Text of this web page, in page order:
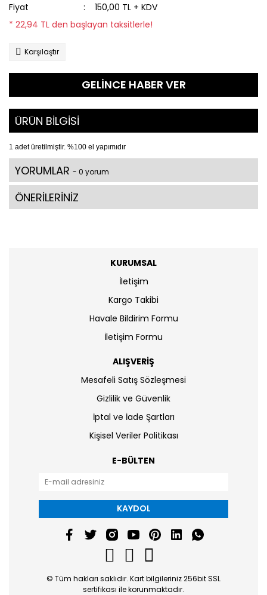
Fiyat
150,00 TL + KDV
* 22,94 TL den başlayan taksitlerle!
Karşılaştır
GELİNCE HABER VER
ÜRÜN BİLGİSİ
1 adet üretilmiştir. %100 el yapımıdır
YORUMLAR - 0 yorum
ÖNERİLERİNİZ
KURUMSAL
İletişim
Kargo Takibi
Havale Bildirim Formu
İletişim Formu
ALIŞVERİŞ
Mesafeli Satış Sözleşmesi
Gizlilik ve Güvenlik
İptal ve İade Şartları
Kişisel Veriler Politikası
E-BÜLTEN
KAYDOL
© Tüm hakları saklıdır. Kart bilgileriniz 256bit SSL
sertifikası ile korunmaktadır.